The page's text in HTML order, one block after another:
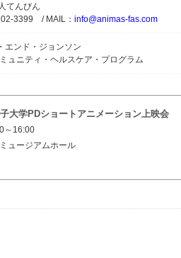
てんびん
3399 / MAIL：info@animas-fas.com
エンド・ジョンソン
ュニティ・ヘルスケア・プログラム
大学PDショートアニメーション上映会
～16:00
ュージアムホール